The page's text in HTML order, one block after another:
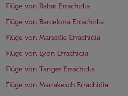
Flüge von Rabat Errachidia
Flüge von Barcelona Errachidia
Flüge von Marseille Errachidia
Flüge von Lyon Errachidia
Flüge von Tanger Errachidia
Flüge von Marrakesch Errachidia